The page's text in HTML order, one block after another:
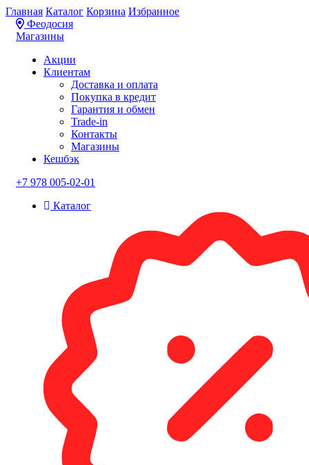
Главная Каталог Корзина Избранное
Феодосия
Магазины
Акции
Клиентам
Доставка и оплата
Покупка в кредит
Гарантия и обмен
Trade-in
Контакты
Магазины
Кешбэк
+7 978 005-02-01
Каталог